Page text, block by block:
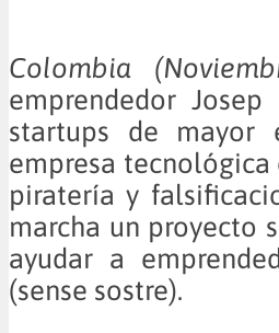
Colombia
emprendedor
startups de mayor
empresa
piratería y
marcha un proyecto
ayudar a
(sense sostre).